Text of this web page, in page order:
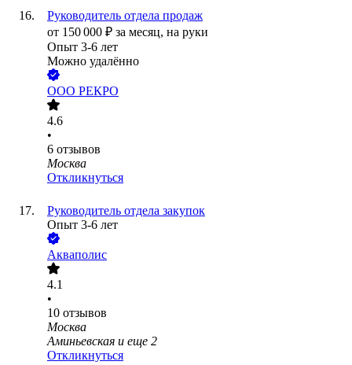
Руководитель отдела продаж
от 150 000 ₽ за месяц, на руки
Опыт 3-6 лет
Можно удалённо
ООО РЕКРО
4.6
•
6 отзывов
Москва
Откликнуться
Руководитель отдела закупок
Опыт 3-6 лет
Акваполис
4.1
•
10 отзывов
Москва
Аминьевская и еще 2
Откликнуться